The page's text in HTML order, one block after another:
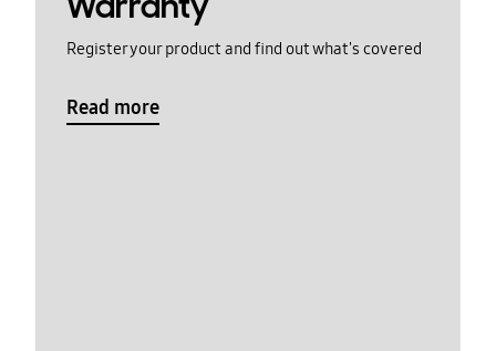
Register your product and find out what's covered
Read more